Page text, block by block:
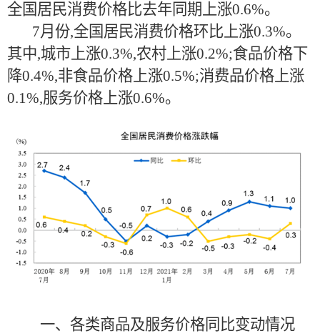
全国居民消费价格比去年同期上涨0.6%。
7月份,全国居民消费价格环比上涨0.3%。
其中,城市上涨0.3%,农村上涨0.2%;食品价格下
降0.4%,非食品价格上涨0.5%;消费品价格上涨
0.1%,服务价格上涨0.6%。
一、各类商品及服务价格同比变动情况